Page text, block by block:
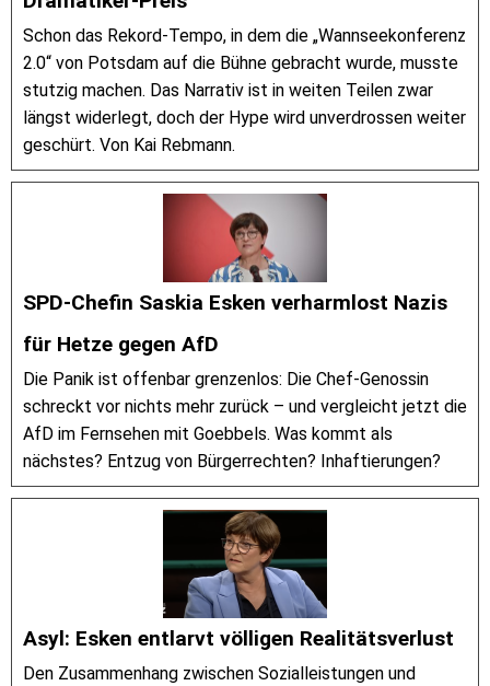
Schon das Rekord-Tempo, in dem die „Wannseekonferenz
2.0“ von Potsdam auf die Bühne gebracht wurde, musste
stutzig machen. Das Narrativ ist in weiten Teilen zwar
längst widerlegt, doch der Hype wird unverdrossen weiter
geschürt. Von Kai Rebmann.
SPD-Chefin Saskia Esken verharmlost Nazis
für Hetze gegen AfD
Die Panik ist offenbar grenzenlos: Die Chef-Genossin
schreckt vor nichts mehr zurück – und vergleicht jetzt die
AfD im Fernsehen mit Goebbels. Was kommt als
nächstes? Entzug von Bürgerrechten? Inhaftierungen?
Asyl: Esken entlarvt völligen Realitätsverlust
Den Zusammenhang zwischen Sozialleistungen und